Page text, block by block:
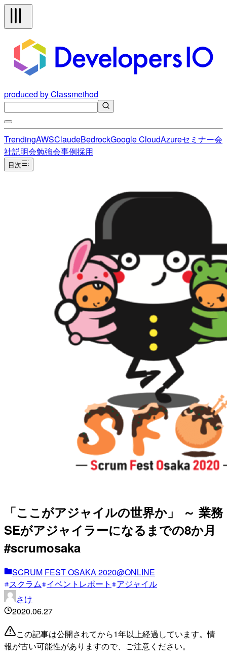
produced by Classmethod
TrendingAWSClaudeBedrockGoogle CloudAzureセミナー会
社説明会勉強会事例採用
目次
「ここがアジャイルの世界か」 ～ 業務
SEがアジャイラーになるまでの8か月
#scrumosaka
SCRUM FEST OSAKA 2020@ONLINE
スクラム イベントレポート
アジャイル
さけ
2020.06.27
この記事は公開されてから1年以上経過しています。情
報が古い可能性がありますので、ご注意ください。